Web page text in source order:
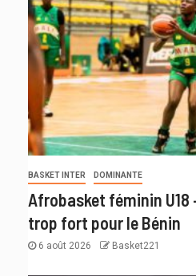
BASKET INTER DOMINANTE
Afrobasket féminin U18
trop fort pour le Bénin
6 août 2026 Basket221